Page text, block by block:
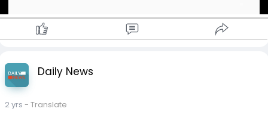
Daily News
2 yrs - Translate